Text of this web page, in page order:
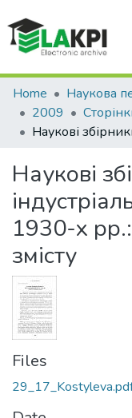
Communities &
All of DSpace
Home Наукова
2009
Наукові
1930-х
змісту
Files